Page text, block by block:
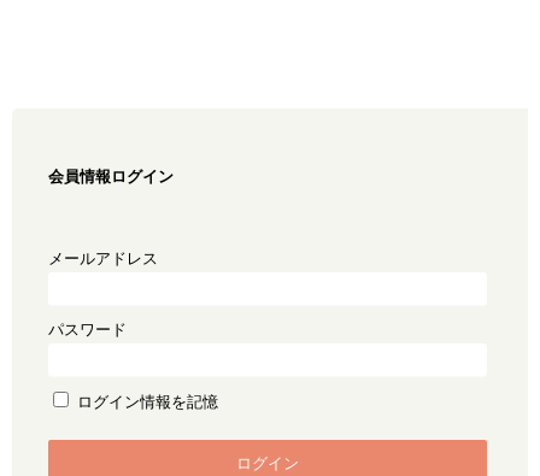
会員情報ログイン
メールアドレス
パスワード
ログイン情報を記憶